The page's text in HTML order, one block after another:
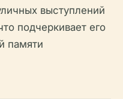
выступлений
подчеркивает его
памяти